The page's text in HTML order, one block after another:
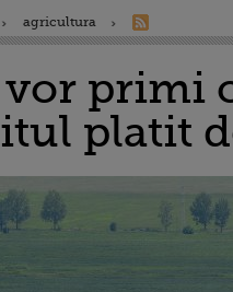
agricultura
primi
platit